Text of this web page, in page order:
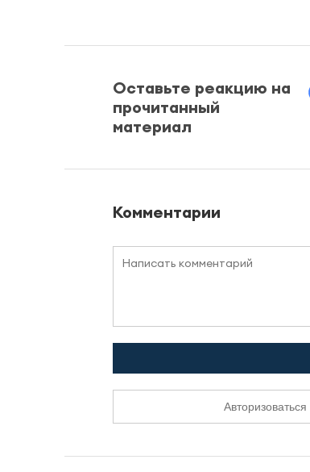
Оставьте реакцию на
прочитанный
материал
Комментарии
Авторизоваться